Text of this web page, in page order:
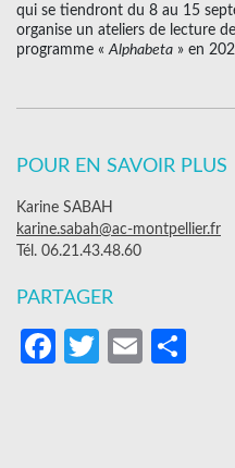
qui se tiendront du 8 au 15
organise un ateliers de lecture
programme «Alphabeta » en
POUR EN SAVOIR PLUS
Karine SABAH
karine.sabah@ac-montpellier.fr
Tél. 06.21.43.48.60
PARTAGER
Facebook
Twitter
Email